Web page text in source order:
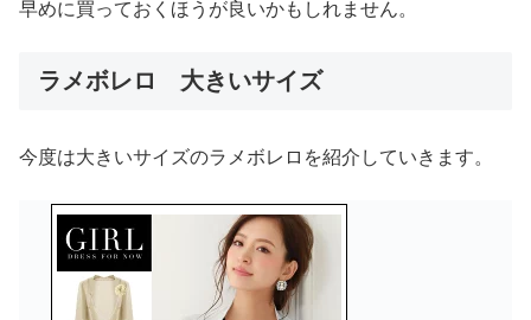
早めに買っておくほうが良いかもしれません。
ラメボレロ 大きいサイズ
今度は大きいサイズのラメボレロを紹介していきます。